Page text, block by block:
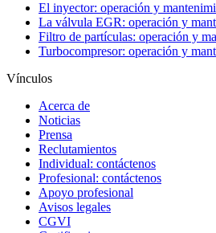
El inyector: operación y
La válvula EGR: operación y
Filtro de partículas: operación y
Turbocompresor: operación y
Vínculos
Acerca de
Noticias
Prensa
Reclutamientos
Individual: contáctenos
Profesional: contáctenos
Apoyo profesional
Avisos legales
CGVI